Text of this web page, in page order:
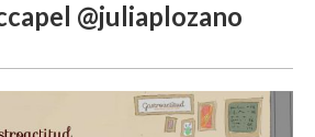
@juliaplozano